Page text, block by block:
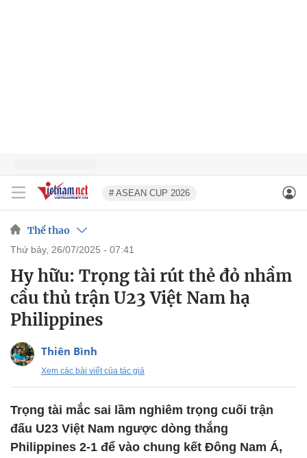
# ASEAN CUP 2026
Thể thao
thứ bảy, 26/07/2025 - 07:41
Hy hữu: Trọng tài rút thẻ đỏ nhầm
cầu thủ trận U23 Việt Nam hạ
Philippines
Thiên Bình
Xem các bài viết của tác giả
Trọng tài mắc sai lầm nghiêm trọng cuối trận
đấu U23 Việt Nam ngược dòng thắng
Philippines 2-1 để vào chung kết Đông Nam Á,